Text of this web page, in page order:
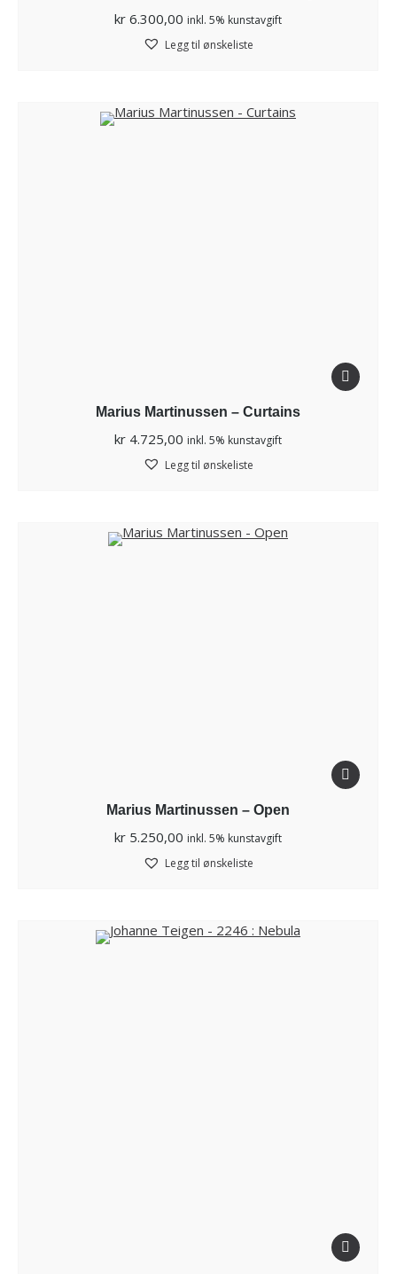
kr 6.300,00 inkl. 5% kunstavgift
Legg til ønskeliste
Marius Martinussen – Curtains
kr 4.725,00 inkl. 5% kunstavgift
Legg til ønskeliste
Marius Martinussen – Open
kr 5.250,00 inkl. 5% kunstavgift
Legg til ønskeliste